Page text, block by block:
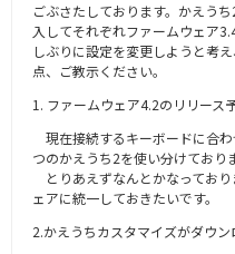
ごぶさたしております。かえう
入してそれぞれファームウェア
しぶりに設定を変更しようと考
点、ご教示ください。
1. ファームウェア4.2のリリース
現在接続するキーボードに合
つのかえうち2を使い分けており
とりあえずなんとかなってお
ェアに統一しておきたいです。
2.かえうちカスタマイズがダウ